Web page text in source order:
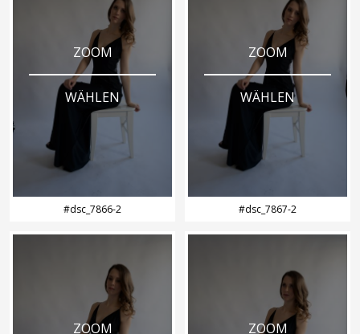
ZOOM
WÄHLEN
#dsc_7866-2
ZOOM
WÄHLEN
#dsc_7867-2
ZOOM ZOOM